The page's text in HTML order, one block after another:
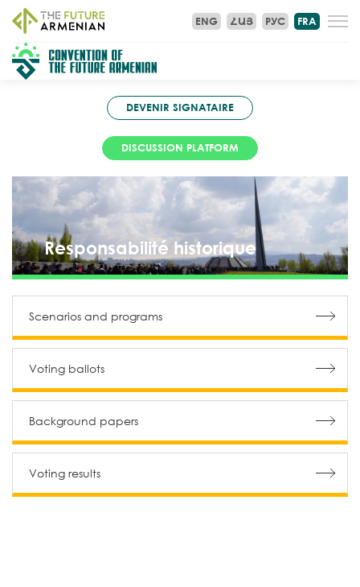
FRA
ENG ՀԱՅ РУС
DEVENIR SIGNATAIRE
DISCUSSION PLATFORM
Responsabilité historique
Scenarios and programs
Voting ballots
Background papers
Voting results